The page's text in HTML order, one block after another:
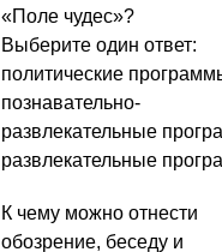
«Поле чудес»?
Выберите один ответ:
политические
познавательно-
развлекательные
развлекательные
К чему можно отнести
обозрение, беседу и